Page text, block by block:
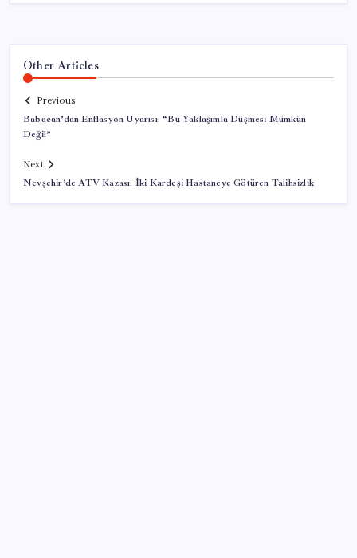
Other Articles
Previous
Babacan’dan Enflasyon Uyarısı: “Bu Yaklaşımla Düşmesi Mümkün
Değil”
Next
Nevşehir’de ATV Kazası: İki Kardeşi Hastaneye Götüren Talihsizlik